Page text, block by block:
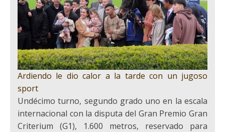
Ardiendo le dio calor a la tarde con un jugoso
sport
Undécimo turno, segundo grado uno en la escala
internacional con la disputa del Gran Premio Gran
Criterium (G1), 1.600 metros, reservado para